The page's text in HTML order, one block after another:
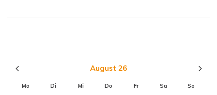
August 26
Mo Di Mi Do Fr Sa So